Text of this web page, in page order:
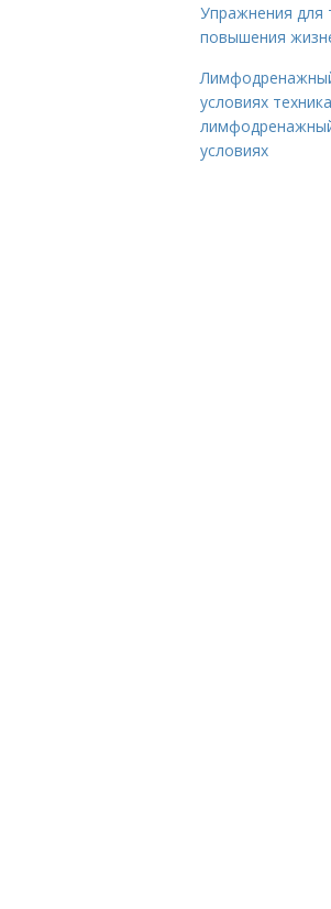
Упражнения для
повышения
условиях
условиях